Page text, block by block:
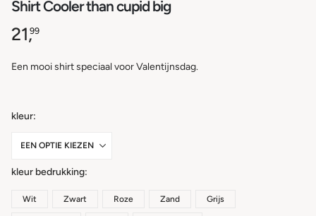
Shirt Cooler than cupid big
21,99
Een mooi shirt speciaal voor Valentijnsdag.
kleur
kleur bedrukking
Wit Zwart Roze Zand Grijs